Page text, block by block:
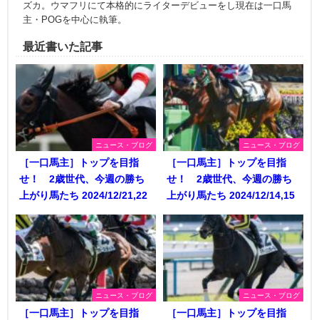
ズカ。ウマフリにて本格的にライターデビューをし現在は一口馬
主・POGを中心に執筆。
最近書いた記事
ニュース・ブログ
［一口馬主］トップを目指
せ！ 2歳世代、今週の勝ち
上がり馬たち 2024/12/21,22
ニュース・ブログ
［一口馬主］トップを目指
せ！ 2歳世代、今週の勝ち
上がり馬たち 2024/12/14,15
ニュース・ブログ
［一口馬主］トップを目指
ニュース・ブログ
［一口馬主］トップを目指